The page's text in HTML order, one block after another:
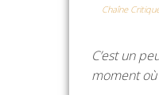
Chaîne
C’est un
moment